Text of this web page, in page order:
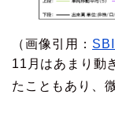
（画像引用：
11月はあまり動
たこともあり、